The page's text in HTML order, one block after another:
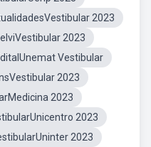
2023
2023
Vestibular
2023
2023
2023
2023